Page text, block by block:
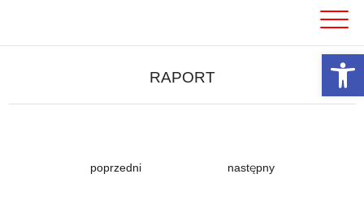
RAPORT
poprzedni następny